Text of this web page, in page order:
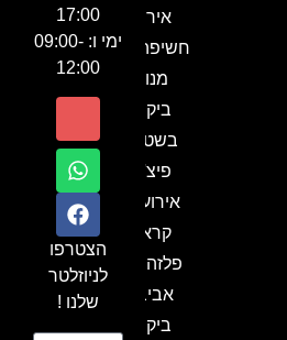
אירוע
חשיפה- זיו
מנור
ביקור
בשטח-
פיצ'ר
אירועים
קראון
פלזה תל
אביב-
ביקור
17:00
ימי ו: 09:00-
12:00
הצטרפו
לניוזלטר
שלנו !